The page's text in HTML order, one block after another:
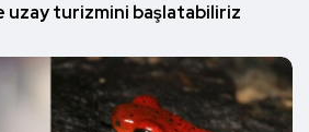
uzay turizmini başlatabiliriz